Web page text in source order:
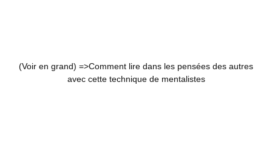
(Voir en grand) =>Comment lire dans les pensées des autres
avec cette technique de mentalistes